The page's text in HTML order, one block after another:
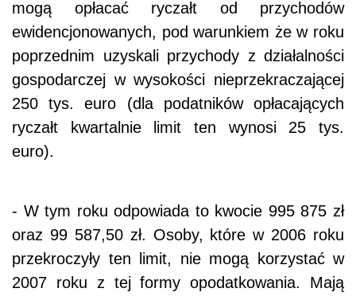
mogą opłacać ryczałt od przychodów
ewidencjonowanych, pod warunkiem że w roku
poprzednim uzyskali przychody z działalności
gospodarczej w wysokości nieprzekraczającej
250 tys. euro (dla podatników opłacających
ryczałt kwartalnie limit ten wynosi 25 tys.
euro).
- W tym roku odpowiada to kwocie 995 875 zł
oraz 99 587,50 zł. Osoby, które w 2006 roku
przekroczyły ten limit, nie mogą korzystać w
2007 roku z tej formy opodatkowania. Mają